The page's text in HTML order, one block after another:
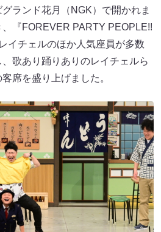
ランド花月（NGK）で開かれま
『FOREVER PARTY PEOPLE!!
イチェルのほか人気座員が多数
歌あり踊りありのレイチェルら
席を盛り上げました。